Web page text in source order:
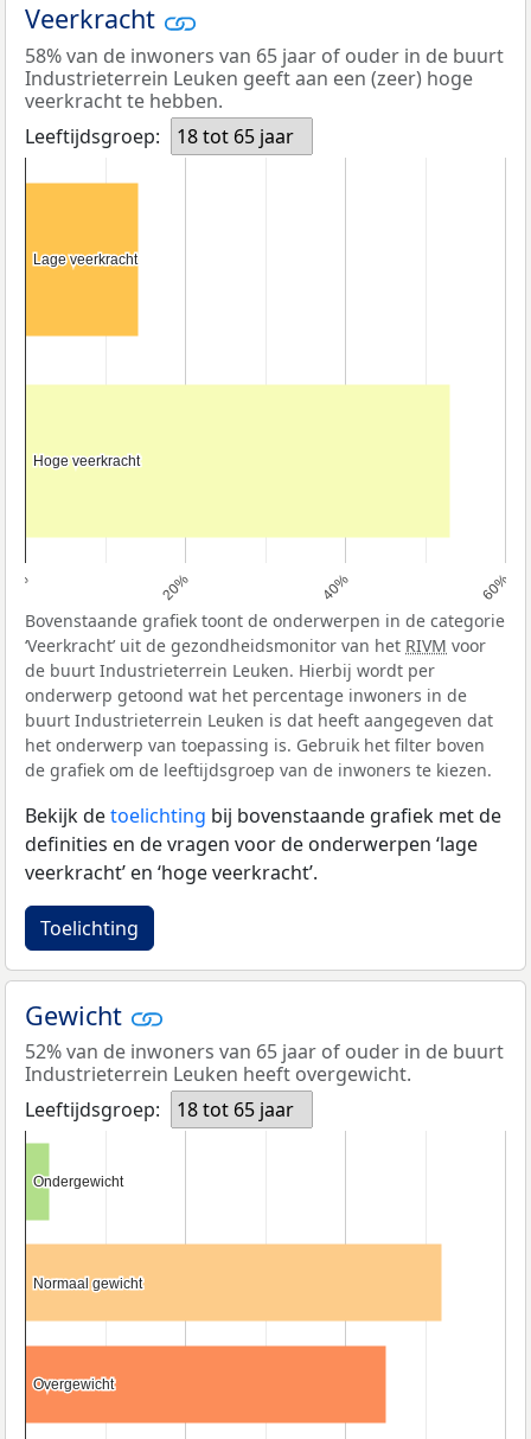
Veerkracht
58% van de inwoners van 65 jaar of ouder in de buurt
Industrieterrein Leuken geeft aan een (zeer) hoge
veerkracht te hebben.
Leeftijdsgroep:
18 tot 65 jaar
0% 20% 40% 60%
Lage veerkracht
Lage veerkracht
Hoge veerkracht
Hoge veerkracht
Bovenstaande grafiek toont de onderwerpen in de categorie
‘Veerkracht’ uit de gezondheidsmonitor van het RIVM voor
de buurt Industrieterrein Leuken. Hierbij wordt per
onderwerp getoond wat het percentage inwoners in de
buurt Industrieterrein Leuken is dat heeft aangegeven dat
het onderwerp van toepassing is. Gebruik het filter boven
de grafiek om de leeftijdsgroep van de inwoners te kiezen.
Bekijk detoelichting bij bovenstaande grafiek met de
definities en de vragen voor de onderwerpen ‘lage
veerkracht’ en ‘hoge veerkracht’.
Toelichting
Gewicht
52% van de inwoners van 65 jaar of ouder in de buurt
Industrieterrein Leuken heeft overgewicht.
Leeftijdsgroep:
18 tot 65 jaar
Ondergewicht
Ondergewicht
Normaal gewicht
Normaal gewicht
Overgewicht
Overgewicht